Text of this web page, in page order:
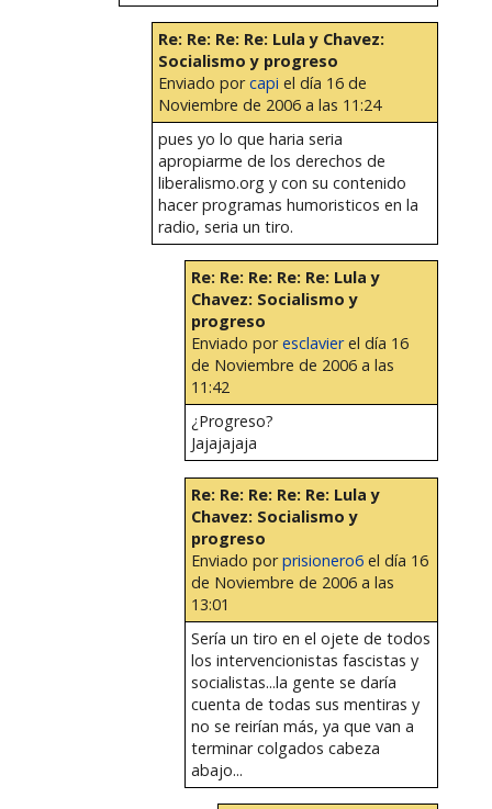
Re: Re: Re: Re: Lula y Chavez:
Socialismo y progreso
Enviado porcapi el día 16 de
Noviembre de 2006 a las 11:24
pues yo lo que haria seria
apropiarme de los derechos de
liberalismo.org y con su contenido
hacer programas humoristicos en la
radio, seria un tiro.
Re: Re: Re: Re: Re: Lula y
Chavez: Socialismo y
progreso
Enviado poresclavierel día 16
de Noviembre de 2006 a las
11:42
¿Progreso?
Jajajajaja
Re: Re: Re: Re: Re: Lula y
Chavez: Socialismo y
progreso
Enviado porprisionero6el día 16
de Noviembre de 2006 a las
13:01
Sería un tiro en el ojete de todos
los intervencionistas fascistas y
socialistas...la gente se daría
cuenta de todas sus mentiras y
no se reirían más, ya que van a
terminar colgados cabeza
abajo...